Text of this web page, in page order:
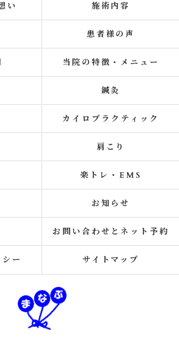
い 施術内容
患者様の声
当院の特徴・メニュー
鍼灸
カイロプラクティック
肩こり
楽トレ・EMS
お知らせ
お問い合わせとネット予約
ー サイトマップ